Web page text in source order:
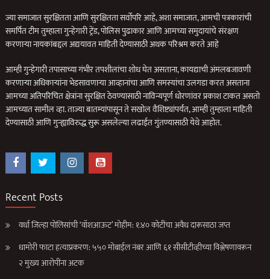
ज्या समाजात सुरक्षितता आणि सुरक्षितता सर्वोपरि आहे, अशा समाजात, आमची पत्रकारांची
समर्पित टीम तुम्हाला गुन्हेगारी ट्रेंड, पोलिस पुढाकार आणि आमच्या समुदायांचे संरक्षण
करणार्‍या नायकांबद्दल अद्ययावत माहिती देण्यासाठी अथक परिश्रम करते आहे
आम्ही गुन्हेगारी तपासाच्या गंभीर तपशीलांचा शोध घेत असताना, कायद्याची अंमलबजावणी
करणार्‍या अधिकार्‍यांना भेडसावणार्‍या आव्हानांचा आणि समस्यांचा उलगडा करत असताना
आमच्या अतिपरिचित क्षेत्रांना सुरक्षित ठेवण्यासाठी नाविन्यपूर्ण धोरणांवर प्रकाश टाकत असतो
आमच्यात सामील व्हा. ताज्या बातम्यांपासून ते सखोल वैशिष्ट्यांपर्यंत, आम्ही तुम्हाला माहिती
देण्यासाठी आणि गुन्ह्याविरुद्ध सुरू असलेल्या लढाईत गुंतण्यासाठी येथे आहोत.
Recent Posts
वर्धा जिल्हा पोलिसांची ‘वॉशआऊट’ मोहीम: १.४० कोटींचा अवैध दारूसाठा जप्त
धामोरी फाटा हत्याप्रकरण: ५५० मोबाईल नंबर आणि ६१ सीसीटीव्हीच्या विश्लेषणावरून
२ मुख्य आरोपींना अटक